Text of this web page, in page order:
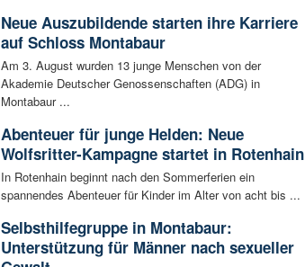
Neue Auszubildende starten ihre Karriere
auf Schloss Montabaur
Am 3. August wurden 13 junge Menschen von der
Akademie Deutscher Genossenschaften (ADG) in
Montabaur ...
Abenteuer für junge Helden: Neue
Wolfsritter-Kampagne startet in Rotenhain
In Rotenhain beginnt nach den Sommerferien ein
spannendes Abenteuer für Kinder im Alter von acht bis ...
Selbsthilfegruppe in Montabaur:
Unterstützung für Männer nach sexueller